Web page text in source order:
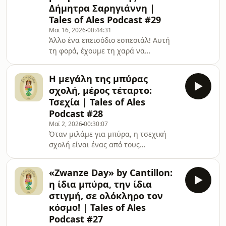
τελευταία χρόνια. Αρκεί μόνο να
παράγεις καλή μπύρα, ή μήπως πλέον
χρειάζεται και κάτι παραπάνω;O
Henok Fentie, ένας από τους ιδρ
Δήμητρα Σαρηγιάννη |
Tales of Ales Podcast #29
Μαϊ 16, 202600:44:31
Άλλο ένα επεισόδιο εσπεσιάλ! Αυτή
τη φορά, έχουμε τη χαρά να
Μάκη, που είναι τα μυαλά και τα
χέρια πίσω από το επιτυχημένο
κατάστημα οικιακής ζυθοπoίησης Ale
Box. Το θέμα μας, τι άλλο, η οικιακή
ζυθοποίηση. Πόσο παλιά είναι η
οικιακή ζυθοποίηση; Είναι το
homebrew η βάση για την craft
σκηνή μπύρας; Πώς η
οικοζυθοποίηση φέρνει τον κόσμο
κοντά;
Η μεγάλη της μπύρας
σχολή, μέρος τέταρτο:
Τσεχία | Tales of Ales
Podcast #28
Μαϊ 2, 202600:30:07
Όταν μιλάμε για μπύρα, η τσεχική
σχολή είναι ένας από τους
είναι βαθιά ριζωμένη στο DNA των
Τσέχων. Από το Πίλσεν της δυτικής
Βοημίας έχει προέλθει το ομώνυμο
είδος ζύθου (Pils), που είναι και μία
από τις πιο διάσημες και αγαπημένες
«Zwanze Day» by Cantillon:
η ίδια μπύρα, την ίδια
στιγμή, σε ολόκληρο τον
κόσμο! | Tales of Ales
Podcast #27